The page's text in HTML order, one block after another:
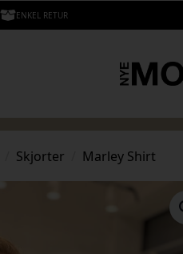
ENKEL RETUR
Skjorter Marley Shirt